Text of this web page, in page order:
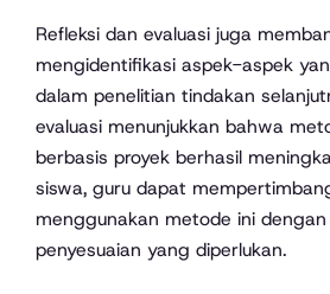
Refleksi dan evaluasi juga
mengidentifikasi aspek-aspek
dalam penelitian tindakan
evaluasi menunjukkan bahwa
berbasis proyek berhasil
siswa, guru dapat
menggunakan metode ini
penyesuaian yang diperlukan.